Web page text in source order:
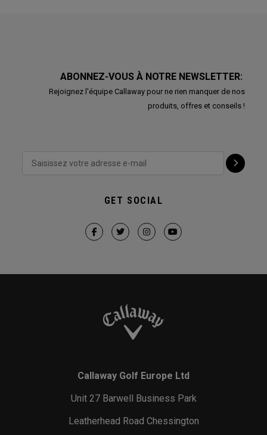
ABONNEZ-VOUS À NOTRE NEWSLETTER:
Rejoignez l'équipe Callaway pour ne rien manquer de nos
produits, offres et conseils !
GET SOCIAL
Callaway Golf Europe Ltd
Unit 27 Barwell Business Park
Leatherhead Road Chessington